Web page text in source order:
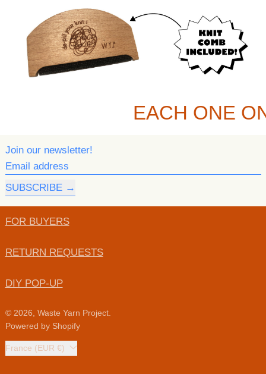
EACH ONE
Join our newsletter!
Email address
SUBSCRIBE
FOR BUYERS
RETURN REQUESTS
DIY POP-UP
© 2026, Waste Yarn Project.
Powered by Shopify
Country/region
France (EUR €)